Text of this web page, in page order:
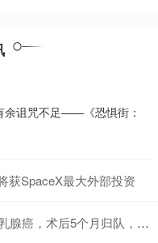
余诅咒不足——《恐惧街：
获SpaceX最大外部投资
15年后成女将军_飞行姿态_中国_任务